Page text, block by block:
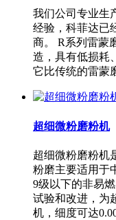
我们公司专业生
经验，科菲达已
商。 R系列雷蒙
造，具有低损耗
它比传统的雷蒙
超细微粉磨粉机
超细微粉磨粉机
粉磨主要适用于
9级以下的非易
试验和改进，为
机，细度可达